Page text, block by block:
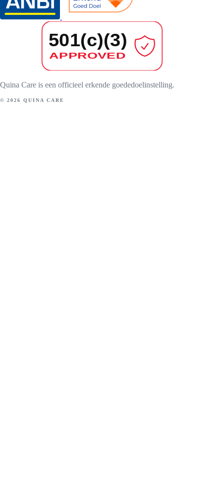
Quina Care is een officieel erkende goededoelinstelling.
© 2026 QUINA CARE